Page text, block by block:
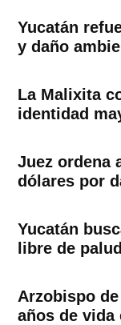
Yucatán
y daño
La Malixita
identidad
Juez ordena
dólares por
Yucatán
libre de
Arzobispo
años de vida